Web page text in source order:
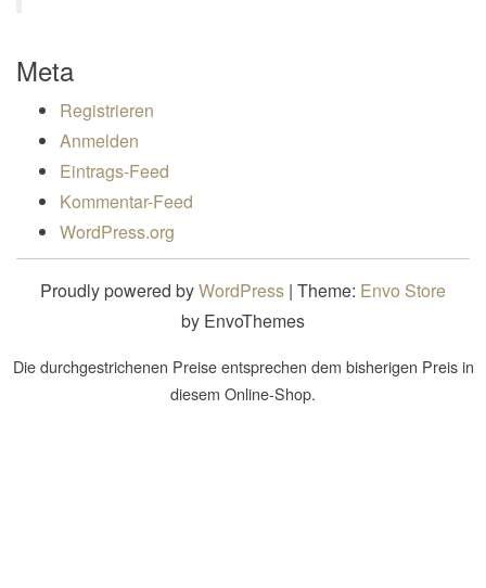
Meta
Registrieren
Anmelden
Eintrags-Feed
Kommentar-Feed
WordPress.org
Proudly powered byWordPress | Theme: Envo Store
by EnvoThemes
Die durchgestrichenen Preise entsprechen dem bisherigen Preis in
diesem Online-Shop.